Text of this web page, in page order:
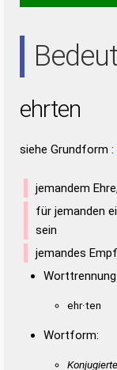
TEEN TEER
ehrten
siehe Grundform :
jemandem Ehre,
für jemanden
sein
jemandes
Worttrennung:
ehr·ten
Wortform: